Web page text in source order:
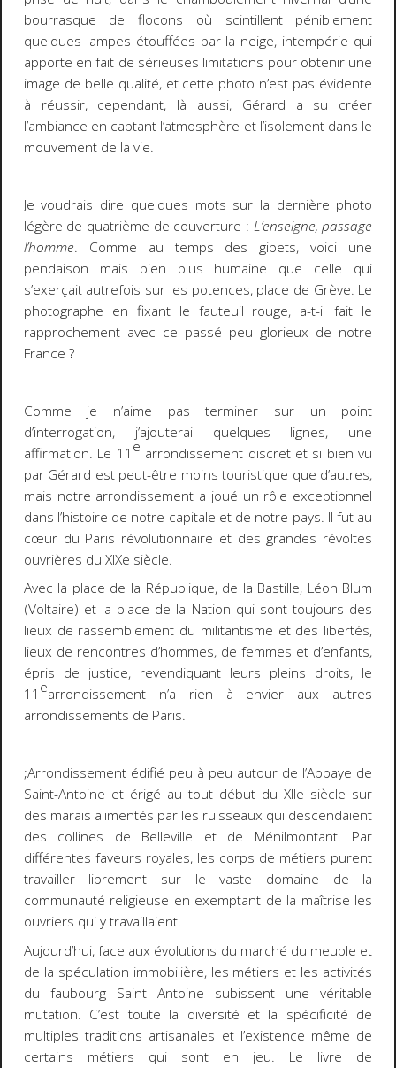
bourrasque de flocons où scintillent péniblement
quelques lampes étouffées par la neige, intempérie qui
apporte en fait de sérieuses limitations pour obtenir une
image de belle qualité, et cette photo n’est pas évidente
à réussir, cependant, là aussi, Gérard a su créer
l’ambiance en captant l’atmosphère et l’isolement dans le
mouvement de la vie.
Je voudrais dire quelques mots sur la dernière photo
légère de quatrième de couverture : L’enseigne, passage
l’homme. Comme au temps des gibets, voici une
pendaison mais bien plus humaine que celle qui
s’exerçait autrefois sur les potences, place de Grève. Le
photographe en fixant le fauteuil rouge, a-t-il fait le
rapprochement avec ce passé peu glorieux de notre
France ?
Comme je n’aime pas terminer sur un point
d’interrogation, j’ajouterai quelques lignes, une
affirmation. Le 11 e arrondissement discret et si bien vu
par Gérard est peut-être moins touristique que d’autres,
mais notre arrondissement a joué un rôle exceptionnel
dans l’histoire de notre capitale et de notre pays. Il fut au
cœur du Paris révolutionnaire et des grandes révoltes
ouvrières du XIXe siècle.
Avec la place de la République, de la Bastille, Léon Blum
(Voltaire) et la place de la Nation qui sont toujours des
lieux de rassemblement du militantisme et des libertés,
lieux de rencontres d’hommes, de femmes et d’enfants,
épris de justice, revendiquant leurs pleins droits, le
11 earrondissement n’a rien à envier aux autres
arrondissements de Paris.
;Arrondissement édifié peu à peu autour de l’Abbaye de
Saint-Antoine et érigé au tout début du XIIe siècle sur
des marais alimentés par les ruisseaux qui descendaient
des collines de Belleville et de Ménilmontant. Par
différentes faveurs royales, les corps de métiers purent
travailler librement sur le vaste domaine de la
communauté religieuse en exemptant de la maîtrise les
ouvriers qui y travaillaient.
Aujourd’hui, face aux évolutions du marché du meuble et
de la spéculation immobilière, les métiers et les activités
du faubourg Saint Antoine subissent une véritable
mutation. C’est toute la diversité et la spécificité de
multiples traditions artisanales et l’existence même de
certains métiers qui sont en jeu. Le livre de